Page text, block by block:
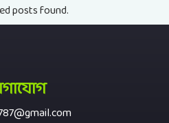
posts found.